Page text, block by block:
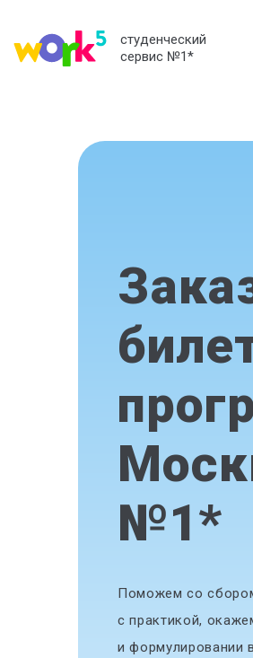
студенческий
сервис №1*
№1*
Поможем со сбором
с практикой,
и формулировании